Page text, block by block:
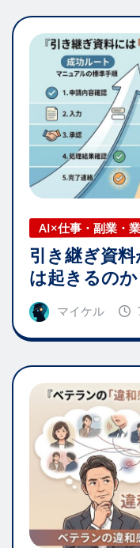
AI×仕事・副業・
引き継ぎ資
は起きるのか
マイケル